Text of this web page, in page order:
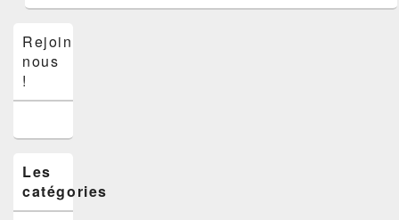
principale
de
widget
latérale
Rejoins-
nous
!
Les
catégories